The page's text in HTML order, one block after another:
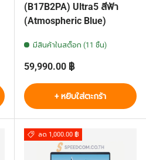
(B17B2PA) Ultra5 สีฟ้า
(Atmospheric Blue)
มีสินค้าในสต็อก (11 ชิ้น)
ราคาปกติ
59,990.00 ฿
+ หยิบใส่ตะกร้า
ลด 1,000.00 ฿